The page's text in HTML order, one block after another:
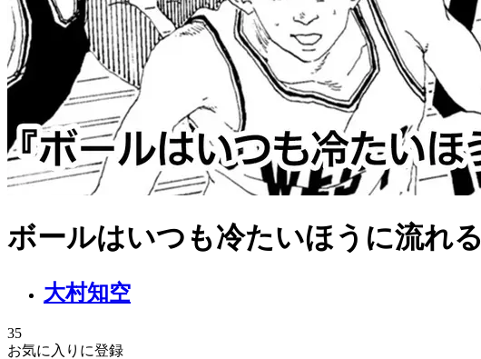
ボールはいつも冷たいほうに流れる
大村知空
35
お気に入りに登録